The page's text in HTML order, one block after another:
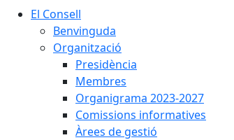
El Consell
Benvinguda
Organització
Presidència
Membres
Organigrama 2023-2027
Comissions informatives
Àrees de gestió